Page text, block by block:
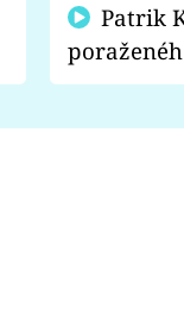
fanoušci